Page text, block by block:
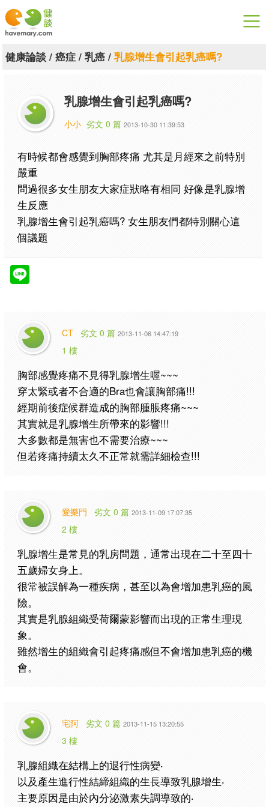
漫漫健康
關於健談
聯絡我們
下載專區
健康論談/ 癌症/ 乳癌/ 乳腺增生會引起乳癌嗎?
乳腺增生會引起乳癌嗎?
小小 劣文 0 篇 2013-10-30 11:39:53
有時候都會感覺到胸部疼痛 尤其是月經來之前特別
嚴重
問過很多女生朋友大家症狀略有相同 好像是乳腺增
生反應
乳腺增生會引起乳癌嗎? 女生朋友們都特別關心這
個議題
CT 劣文 0 篇 2013-11-06 14:47:19
1 樓
胸部感覺疼痛不見得乳腺增生喔~~~
穿太緊或者不合適的Bra也會讓胸部痛!!!
經期前後症候群造成的胸部腫脹疼痛~~~
其實就是乳腺增生所帶來的影響!!!
大多數都是無害也不需要治療~~~
但若疼痛持續太久不正常就需詳細檢查!!!
愛樂門 劣文 0 篇 2013-11-09 17:07:35
2 樓
乳腺增生是常見的乳房問題，通常出現在二十至四十
五歲婦女身上。
很常被誤解為一種疾病，甚至以為會增加患乳癌的風
險。
其實是乳腺組織受荷爾蒙影響而出現的正常生理現
象。
雖然增生的組織會引起疼痛感但不會增加患乳癌的機
會。
宅阿 劣文 0 篇 2013-11-15 13:20:55
3 樓
乳腺組織在結構上的退行性病變‧
以及產生進行性結締組織的生長導致乳腺增生‧
主要原因是由於內分泌激素失調導致的‧